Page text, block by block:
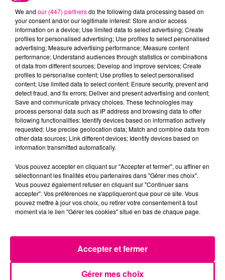
22 juillet 2026
Toulouse : circulation perturbée dans le
secteur François Verdier...
We and our (447) partnersdo the following data processing based on
your consent and/or our legitimate interest: Store and/or access
information on a device; Use limited data to select advertising; Create
profiles for personalised advertising; Use profiles to select personalised
advertising; Measure advertising performance; Measure content
performance; Understand audiences through statistics or combinations
of data from different sources; Develop and improve services; Create
profiles to personalise content; Use profiles to select personalised
content; Use limited data to select content; Ensure security, prevent and
detect fraud, and fix errors; Deliver and present advertising and content;
Save and communicate privacy choices. These technologies may
process personal data such as IP address and browsing data to offer
following functionalities: Identify devices based on information actively
requested; Use precise geolocation data; Match and combine data from
other data sources; Link different devices; Identify devices based on
information transmitted automatically.
Vous pouvez accepter en cliquant sur "Accepter et fermer", ou affiner en
sélectionnant les finalités et/ou partenaires dans "Gérer mes choix".
Vous pouvez également refuser en cliquant sur "Continuer sans
accepter". Vos préférences ne s'appliqueront que pour ce site. Vous
pouvez mettre à jour vos choix, ou retirer votre consentement à tout
moment via le lien "Gérer les cookies" situé en bas de chaque page.
Gérer mes choix
Accepter et fermer